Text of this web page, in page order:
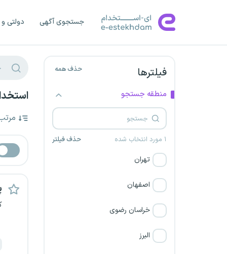
جستجوی آگهی دولتی
فیلترها حذف همه
منطقه جستجو
۱ مورد انتخاب شده حذف فیلتر
تهران
اصفهان
خراسان رضوی
البرز